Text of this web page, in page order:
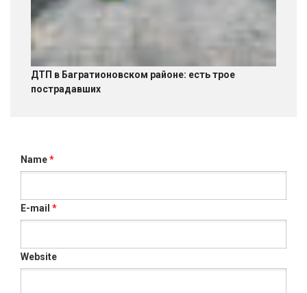
ДТП в Багратионовском районе: есть трое
пострадавших
Name*
E-mail *
Website